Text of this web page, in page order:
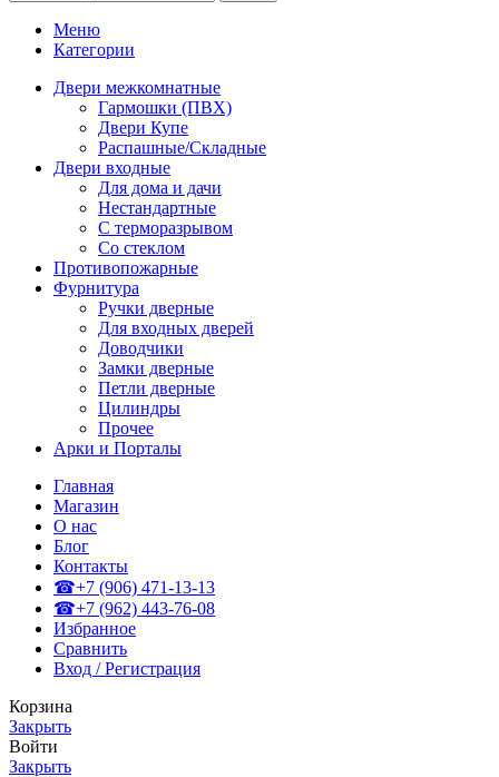
Меню
Категории
Двери межкомнатные
Гармошки (ПВХ)
Двери Купе
Распашные/Складные
Двери входные
Для дома и дачи
Нестандартные
С терморазрывом
Со стеклом
Противопожарные
Фурнитура
Ручки дверные
Для входных дверей
Доводчики
Замки дверные
Петли дверные
Цилиндры
Прочее
Арки и Порталы
Главная
Магазин
О нас
Блог
Контакты
☎+7 (906) 471-13-13
☎+7 (962) 443-76-08
Избранное
Сравнить
Вход / Регистрация
Корзина
Закрыть
Войти
Закрыть